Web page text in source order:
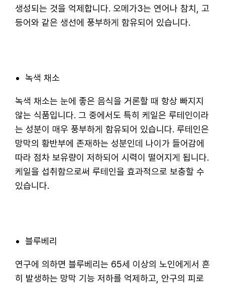
생성되는 것을 억제합니다. 오메가3는 연어나 참치, 고
등어와 같은 생선에 풍부하게 함유되어 있습니다.
녹색 채소
녹색 채소는 눈에 좋은 음식을 거론할 때 항상 빠지지
않는 식품입니다. 그 중에서도 특히 케일은 루테인이라
는 성분이 매우 풍부하게 함유되어 있습니다. 루테인은
망막의 황반부에 존재하는 성분인데 나이가 들어감에
따라 점차 보유량이 저하되어 시력이 떨어지게 됩니다.
케일을 섭취함으로써 루테인을 효과적으로 보충할 수
있습니다.
블루베리
연구에 의하면 블루베리는 65세 이상의 노인에게서 흔
히 발생하는 망막 기능 저하를 억제하고, 안구의 피로